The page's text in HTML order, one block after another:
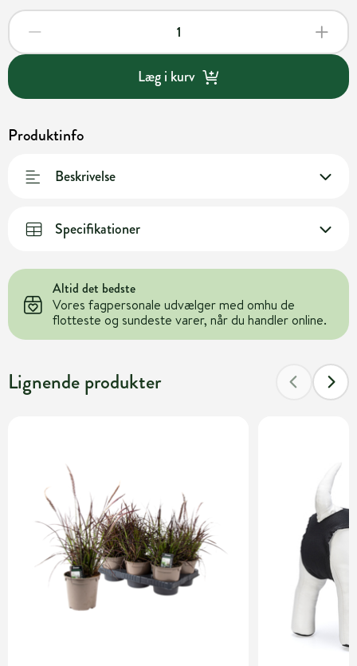
Læg i kurv
Produktinfo
Beskrivelse
Specifikationer
Altid det bedste
Vores fagpersonale udvælger med omhu de
flotteste og sundeste varer, når du handler online.
Lignende produkter